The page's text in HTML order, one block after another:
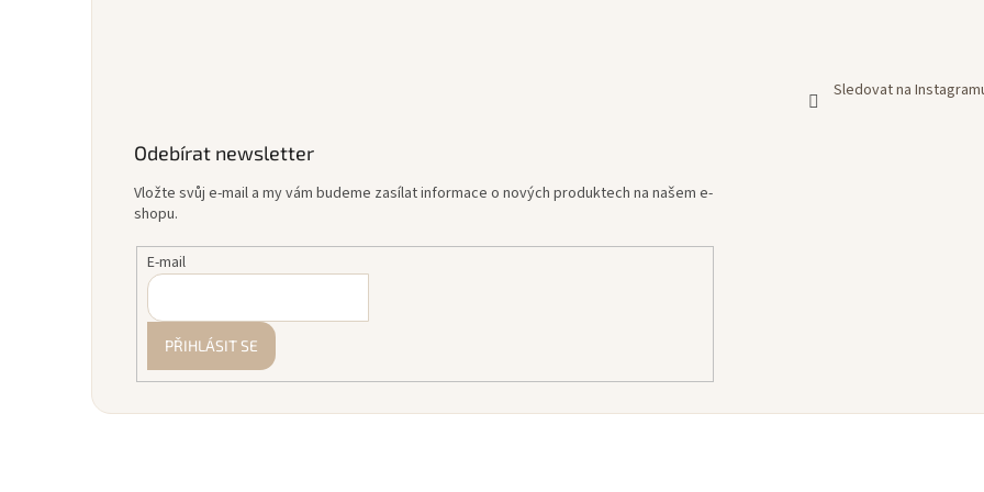
Sledovat na
Odebírat newsletter
Vložte svůj e-mail a my vám budeme zasílat informace o nových produktech na našem e-
shopu.
E-mail
PŘIHLÁSIT SE